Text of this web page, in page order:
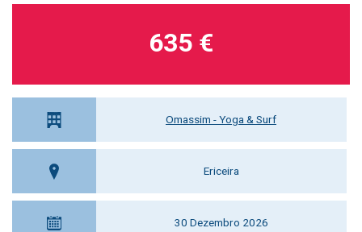
Omassim - Yoga & Surf
Ericeira
30 Dezembro 2026
635 €